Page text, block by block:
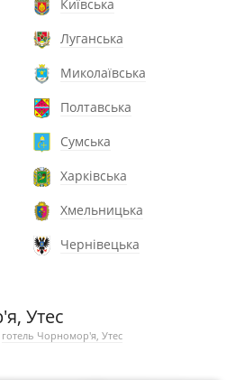
Київська
Луганська
Миколаївська
Полтавська
Сумська
Харківська
Хмельницька
Чернівецька
Утес
готель Чорномор'я, Утес